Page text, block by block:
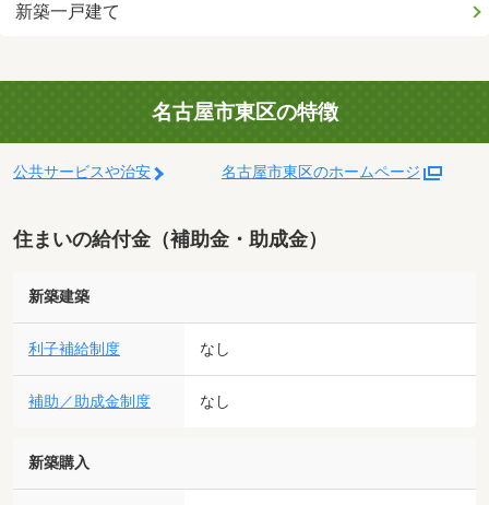
新築一戸建て
名古屋市東区の特徴
公共サービスや治安 名古屋市東区のホームページ
住まいの給付金（補助金・助成金）
新築建築
利子補給制度 なし
補助／助成金制度 なし
新築購入